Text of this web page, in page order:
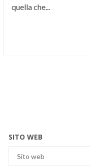
quella che...
SITO WEB